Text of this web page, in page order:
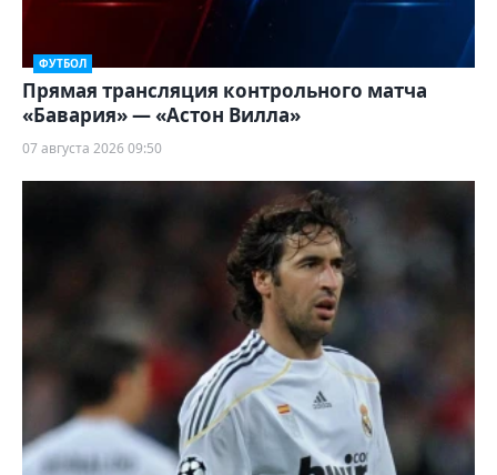
ФУТБОЛ
Прямая трансляция контрольного матча
«Бавария» — «Астон Вилла»
07 августа 2026 09:50